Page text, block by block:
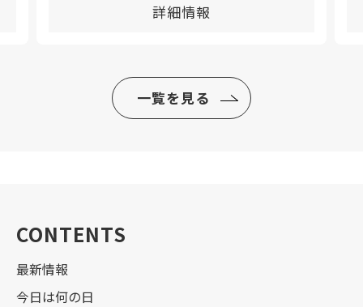
詳細情報
一覧を見る
CONTENTS
最新情報
今日は何の日